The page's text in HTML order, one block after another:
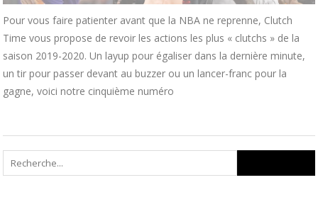
Pour vous faire patienter avant que la NBA ne reprenne, Clutch
Time vous propose de revoir les actions les plus « clutchs » de la
saison 2019-2020. Un layup pour égaliser dans la dernière minute,
un tir pour passer devant au buzzer ou un lancer-franc pour la
gagne, voici notre cinquième numéro
for: